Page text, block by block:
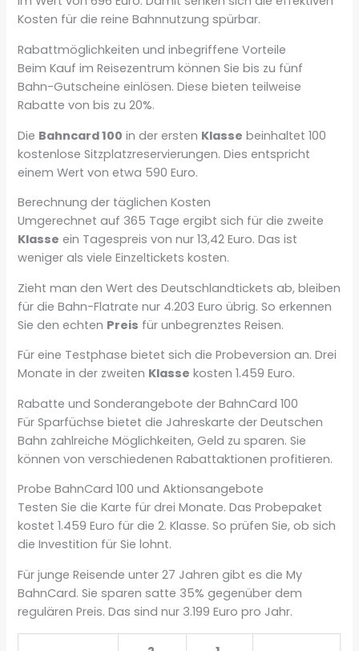
Kosten für die reine Bahnnutzung spürbar.
Rabattmöglichkeiten und inbegriffene Vorteile
Beim Kauf im Reisezentrum können Sie bis zu fünf
Bahn-Gutscheine einlösen. Diese bieten teilweise
Rabatte von bis zu 20%.
Die Bahncard 100 in der ersten Klasse beinhaltet 100
kostenlose Sitzplatzreservierungen. Dies entspricht
einem Wert von etwa 590 Euro.
Berechnung der täglichen Kosten
Umgerechnet auf 365 Tage ergibt sich für die zweite
Klasse ein Tagespreis von nur 13,42 Euro. Das ist
weniger als viele Einzeltickets kosten.
Zieht man den Wert des Deutschlandtickets ab, bleiben
für die Bahn-Flatrate nur 4.203 Euro übrig. So erkennen
Sie den echten Preis für unbegrenztes Reisen.
Für eine Testphase bietet sich die Probeversion an. Drei
Monate in der zweiten Klasse kosten 1.459 Euro.
Rabatte und Sonderangebote der BahnCard 100
Für Sparfüchse bietet die Jahreskarte der Deutschen
Bahn zahlreiche Möglichkeiten, Geld zu sparen. Sie
können von verschiedenen Rabattaktionen profitieren.
Probe BahnCard 100 und Aktionsangebote
Testen Sie die Karte für drei Monate. Das Probepaket
kostet 1.459 Euro für die 2. Klasse. So prüfen Sie, ob sich
die Investition für Sie lohnt.
Für junge Reisende unter 27 Jahren gibt es die My
BahnCard. Sie sparen satte 35% gegenüber dem
regulären Preis. Das sind nur 3.199 Euro pro Jahr.